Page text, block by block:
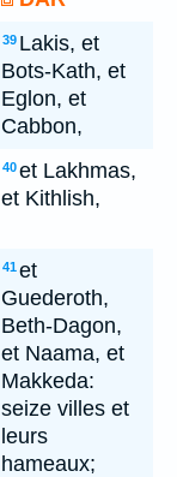
39 Lakis, et
Bots-Kath, et
Eglon, et
Cabbon,
40et Lakhmas,
et Kithlish,
41et
Guederoth,
Beth-Dagon,
et Naama, et
Makkeda:
seize villes et
leurs
hameaux;